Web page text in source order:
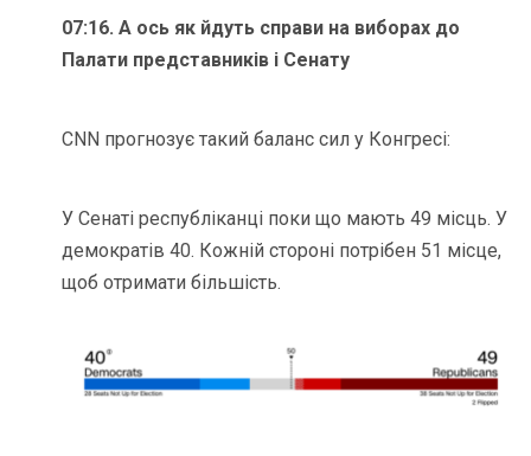
07:16. А ось як йдуть справи на виборах до
Палати представників і Сенату
CNN прогнозує такий баланс сил у Конгресі:
У Сенаті республіканці поки що мають 49 місць. У
демократів 40. Кожній стороні потрібен 51 місце,
щоб отримати більшість.